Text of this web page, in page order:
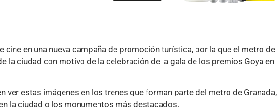
cine en una nueva campaña de promoción turística, por la que el metro de
la ciudad con motivo de la celebración de la gala de los premios Goya en
ver estas imágenes en los trenes que forman parte del metro de Granada,
la ciudad o los monumentos más destacados.